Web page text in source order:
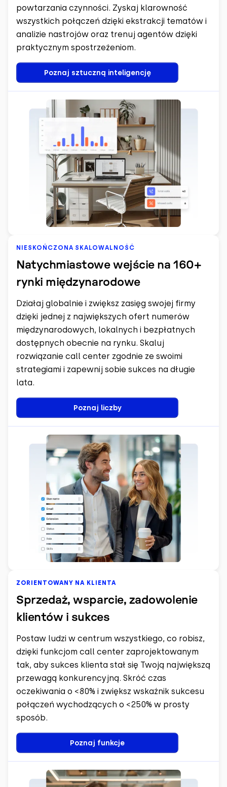
powtarzania czynności. Zyskaj klarowność
wszystkich połączeń dzięki ekstrakcji tematów i
analizie nastrojów oraz trenuj agentów dzięki
praktycznym spostrzeżeniom.
Poznaj sztuczną inteligencję
NIESKOŃCZONA SKALOWALNOŚĆ
Natychmiastowe wejście na 160+
rynki międzynarodowe
Działaj globalnie i zwiększ zasięg swojej firmy
dzięki jednej z największych ofert numerów
międzynarodowych, lokalnych i bezpłatnych
dostępnych obecnie na rynku. Skaluj
rozwiązanie call center zgodnie ze swoimi
strategiami i zapewnij sobie sukces na długie
lata.
Poznaj liczby
ZORIENTOWANY NA KLIENTA
Sprzedaż, wsparcie, zadowolenie
klientów i sukces
Postaw ludzi w centrum wszystkiego, co robisz,
dzięki funkcjom call center zaprojektowanym
tak, aby sukces klienta stał się Twoją największą
przewagą konkurencyjną. Skróć czas
oczekiwania o <80% i zwiększ wskaźnik sukcesu
połączeń wychodzących o <250% w prosty
sposób.
Poznaj funkcje